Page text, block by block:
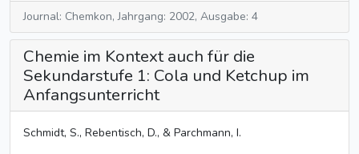
Journal: Chemkon, Jahrgang: 2002, Ausgabe: 4
Chemie im Kontext auch für die
Sekundarstufe 1: Cola und Ketchup im
Anfangsunterricht
Schmidt, S., Rebentisch, D., & Parchmann, I.